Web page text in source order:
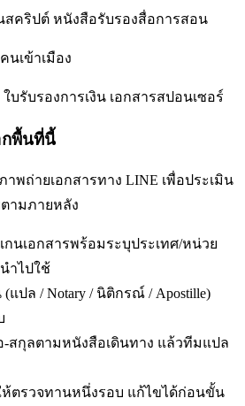
คริปต์ หนังสือรับรองสื่อการสอน
นเข้าเมือง
บรับรองการเงิน เอกสารสปอนเซอร์
กพื้นที่นี้
พถ่ายเอกสารทาง LINE เพื่อประเมิน
ามภายหลัง
นเอกสารพร้อมระบุประเทศ/หน่วย
ำไปใช้
แปล / Notary / นิติกรณ์ / Apostille)
สกุลตามหนังสือเดินทาง แล้วทีมแปล
ห้ตรวจทานหนึ่งรอบ แก้ไขได้ก่อนขั้น